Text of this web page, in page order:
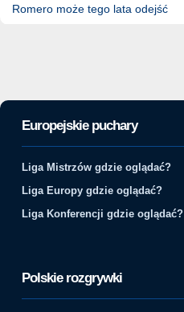
Romero może tego lata odejść
Europejskie puchary
Liga Mistrzów gdzie oglądać?
Liga Europy gdzie oglądać?
Liga Konferencji gdzie oglądać?
Polskie rozgrywki